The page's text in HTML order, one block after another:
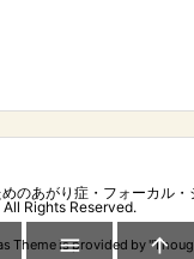
のあがり症・フォーカル・
All Rights Reserved.
Theme is provided by "
 